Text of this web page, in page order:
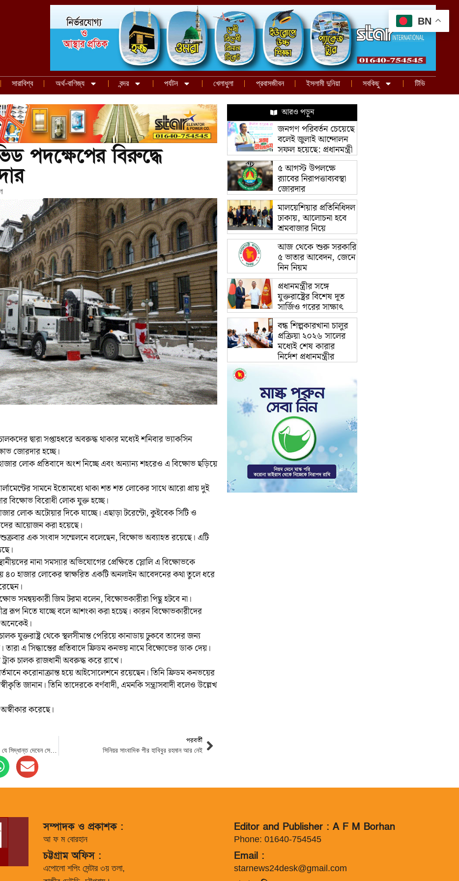
সারাবিশ্ব অর্থ-বাণিজ্য বন্দর পর্যটন খেলাধুলা প্রবাসজীবন ইসলামী দুনিয়া সবকিছু টিভি
পদক্ষেপের বিরুদ্ধে
দ্বারা সপ্তাহধরে অবরুদ্ধ থাকার মধ্যেই শনিবার ভ্যাকসিন
জোরদার হচ্ছে।
লোক প্রতিবাদে অংশ নিচ্ছে এবং অন্যান্য শহরেও এ বিক্ষোভ ছড়িয়ে
সামনে ইতোমধ্যে থাকা শত শত লোকের সাথে আরো প্রায় দুই
বিক্ষোভ বিরোধী লোক যুক্ত হচ্ছে।
লোক অটোয়ার দিকে যাচ্ছে। এছাড়া টরেন্টো, কুইবেক সিটি ও
আয়োজন করা হয়েছে।
শুক্রবার এক সংবাদ সম্মেলনে বলেছেন, বিক্ষোভ অব্যাহত রয়েছে। এটি
নানা সমস্যার অভিযোগের প্রেক্ষিতে স্লোলি এ বিক্ষোভকে
৪০ হাজার লোকের স্বাক্ষরিত একটি অনলাইন আবেদনের কথা তুলে ধরে
সমন্বয়কারী জিম টরমা বলেন, বিক্ষোভকারীরা পিছু হটবে না।
রূপ নিতে যাচ্ছে বলে আশংকা করা হচেছ। কারন বিক্ষোভকারীদের
অনেকেই।
যুক্তরাষ্ট্র থেকে স্থলসীমান্ত পেরিয়ে কানাডায় ঢুকবে তাদের জন্য
এ সিদ্ধান্তের প্রতিবাদে ফ্রিডম কনভয় নামে বিক্ষোভের ডাক দেয়।
ট্রাক চালক রাজধানী অবরুদ্ধ করে রাখে।
বর্তমানে করোনাক্রান্ত হয়ে আইসোলেশনে রয়েছেন। তিনি ফ্রিডম কনভয়ের
জানান। তিনি তাদেরকে বর্ণবাদী, এমনকি সন্ত্রাসবাদী বলেও উল্লেখ
করেছে।
পরবর্তী
সিনিয়র সাংবাদিক পীর হাবিবুর রহমান আর নেই
আরও পড়ুন
জনগণ পরিবর্তন চেয়েছে
বলেই জুলাই আন্দোলন
সফল হয়েছে: প্রধানমন্ত্রী
৫ আগস্ট উপলক্ষে
র‌্যাবের নিরাপত্তাব্যবস্থা
জোরদার
মালয়েশিয়ার প্রতিনিধিদল
ঢাকায়, আলোচনা হবে
শ্রমবাজার নিয়ে
আজ থেকে শুরু সরকারি
৫ ভাতার আবেদন, জেনে
নিন নিয়ম
প্রধানমন্ত্রীর সঙ্গে
যুক্তরাষ্ট্রের বিশেষ দূত
সার্জিও গরের সাক্ষাৎ
বন্ধ শিল্পকারখানা চালুর
প্রক্রিয়া ২০২৬ সালের
মধ্যেই শেষ কারার
নির্দেশ প্রধানমন্ত্রীর
সম্পাদক ও প্রকাশক :
আ ফ ম বোরহান
চট্টগ্রাম অফিস :
এপোলো শপিং সেন্টার ৩য় তলা,
Editor and Publisher : A F M Borhan
Phone: 01640-754545
Email :
starnews24desk@gmail.com
BN